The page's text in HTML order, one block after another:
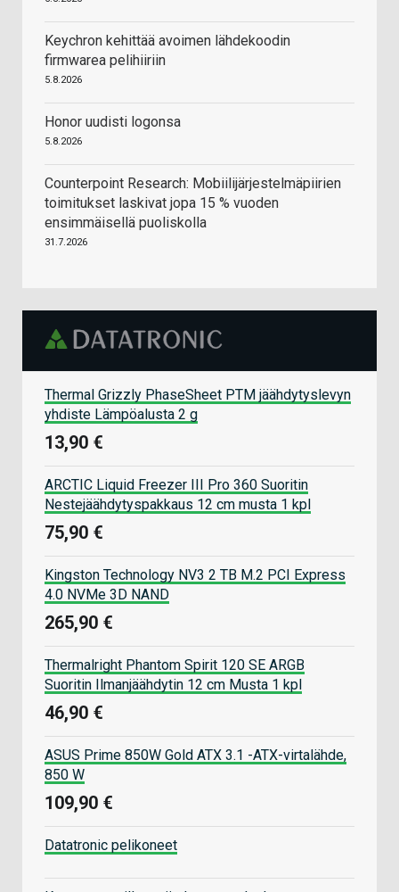
Keychron kehittää avoimen lähdekoodin
firmwarea pelihiiriin
5.8.2026
Honor uudisti logonsa
5.8.2026
Counterpoint Research: Mobiilijärjestelmäpiirien
toimitukset laskivat jopa 15 % vuoden
ensimmäisellä puoliskolla
31.7.2026
Thermal Grizzly PhaseSheet PTM jäähdytyslevyn
yhdiste Lämpöalusta 2 g
13,90 €
ARCTIC Liquid Freezer III Pro 360 Suoritin
Nestejäähdytyspakkaus 12 cm musta 1 kpl
75,90 €
Kingston Technology NV3 2 TB M.2 PCI Express
4.0 NVMe 3D NAND
265,90 €
Thermalright Phantom Spirit 120 SE ARGB
Suoritin Ilmanjäähdytin 12 cm Musta 1 kpl
46,90 €
ASUS Prime 850W Gold ATX 3.1 -ATX-virtalähde,
850 W
109,90 €
Datatronic pelikoneet